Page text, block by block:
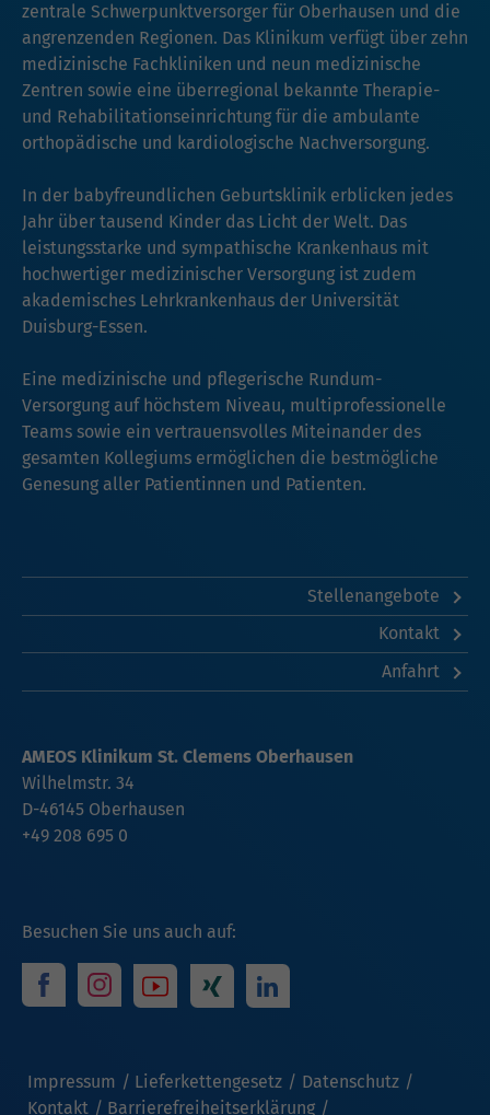
zentrale Schwerpunktversorger für Oberhausen und die
angrenzenden Regionen. Das Klinikum verfügt über zehn
medizinische Fachkliniken und neun medizinische
Zentren sowie eine überregional bekannte Therapie-
und Rehabilitationseinrichtung für die ambulante
orthopädische und kardiologische Nachversorgung.
In der babyfreundlichen Geburtsklinik erblicken jedes
Jahr über tausend Kinder das Licht der Welt. Das
leistungsstarke und sympathische Krankenhaus mit
hochwertiger medizinischer Versorgung ist zudem
akademisches Lehrkrankenhaus der Universität
Duisburg-Essen.
Eine medizinische und pflegerische Rundum-
Versorgung auf höchstem Niveau, multiprofessionelle
Teams sowie ein vertrauensvolles Miteinander des
gesamten Kollegiums ermöglichen die bestmögliche
Genesung aller Patientinnen und Patienten.
Stellenangebote
Kontakt
Anfahrt
Besuchen Sie uns auch auf:
Impressum Lieferkettengesetz
Datenschutz
Kontakt
Barrierefreiheitserklärung
AMEOS Klinikum St. Clemens Oberhausen
Wilhelmstr. 34
D-46145 Oberhausen
+49 208 695 0